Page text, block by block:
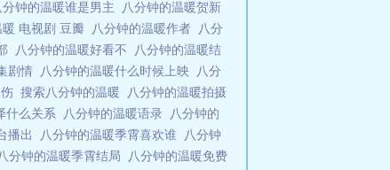
分钟的温暖谁是男主
八分钟的温暖贺新
暖 电视剧 豆瓣 八分钟的温暖作者
八分
八分钟的温暖好看不
八分钟的温暖结
剧情 八分钟的温暖什么时候上映
八分
搜索八分钟的温暖
八分钟的温暖拍摄
什么关系 八分钟的温暖语录
八分钟的
播出 八分钟的温暖季霄喜欢谁
八分钟
分钟的温暖季霄结局
八分钟的温暖免费